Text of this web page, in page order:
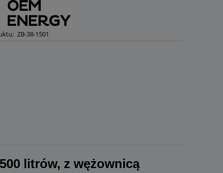
ZB-38-1501
litrów, z wężownicą